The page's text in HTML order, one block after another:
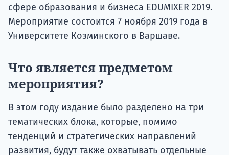
сфере образования и бизнеса EDUMIXER 2019.
Мероприятие состоится 7 ноября 2019 года в
Университете Козминского в Варшаве.
Что является предметом
мероприятия?
В этом году издание было разделено на три
тематических блока, которые, помимо
тенденций и стратегических направлений
развития, будут также охватывать отдельные